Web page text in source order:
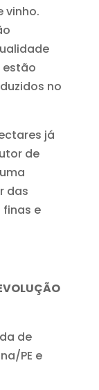
vinho.
estão
no
já
de
das
e
de
PE e